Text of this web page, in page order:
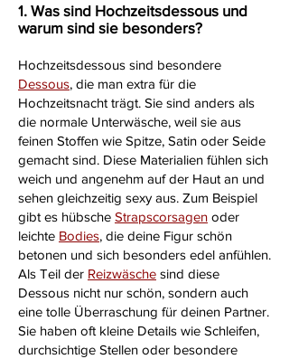
1. Was sind Hochzeitsdessous und
warum sind sie besonders?
Hochzeitsdessous sind besondere
Dessous, die man extra für die
Hochzeitsnacht trägt. Sie sind anders als
die normale Unterwäsche, weil sie aus
feinen Stoffen wie Spitze, Satin oder Seide
gemacht sind. Diese Materialien fühlen sich
weich und angenehm auf der Haut an und
sehen gleichzeitig sexy aus. Zum Beispiel
gibt es hübsche Strapscorsagen oder
leichte Bodies, die deine Figur schön
betonen und sich besonders edel anfühlen.
Als Teil der Reizwäsche sind diese
Dessous nicht nur schön, sondern auch
eine tolle Überraschung für deinen Partner.
Sie haben oft kleine Details wie Schleifen,
durchsichtige Stellen oder besondere